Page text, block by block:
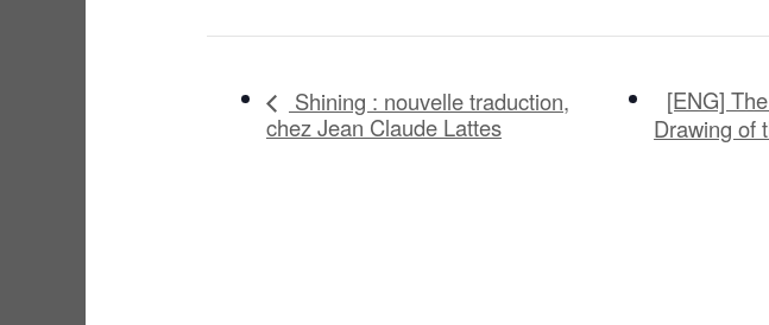
Shining : nouvelle traduction,
chez Jean Claude Lattes
[ENG]
Drawing of